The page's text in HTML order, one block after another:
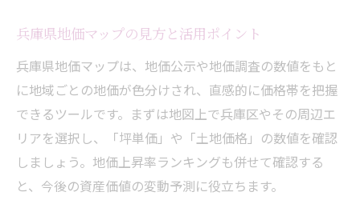
兵庫県地価マップの見方と活用ポイント
兵庫県地価マップは、地価公示や地価調査の数値をもと
に地域ごとの地価が色分けされ、直感的に価格帯を把握
できるツールです。まずは地図上で兵庫区やその周辺エ
リアを選択し、「坪単価」や「土地価格」の数値を確認
しましょう。地価上昇率ランキングも併せて確認する
と、今後の資産価値の変動予測に役立ちます。